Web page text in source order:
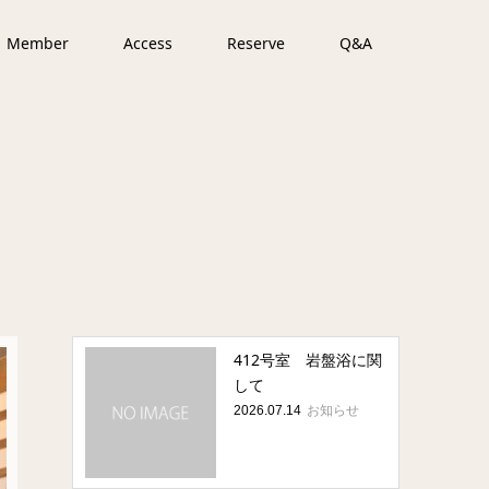
Member Access Reserve Q&A
412号室 岩盤浴に関
して
2026.07.14 お知らせ